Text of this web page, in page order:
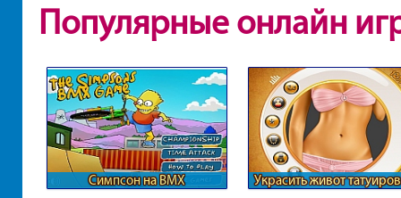
Популярные онлайн
Симпсон на ВМХ Украсить живот